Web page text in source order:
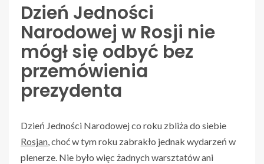
Dzień Jedności
Narodowej w Rosji nie
mógł się odbyć bez
przemówienia
prezydenta
Dzień Jedności Narodowej co roku zbliża do siebie
Rosjan, choć w tym roku zabrakło jednak wydarzeń w
plenerze. Nie było więc żadnych warsztatów ani